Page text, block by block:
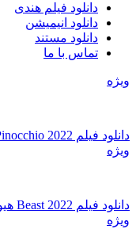
دانلود فیلم هندی
دانلود انیمیشن
دانلود مستند
تماس با ما
ویژه
دانلود فیلم Pinocchio 2022 پینوکیو
ویژه
دانلود فیلم Beast 2022 هیولا
ویژه